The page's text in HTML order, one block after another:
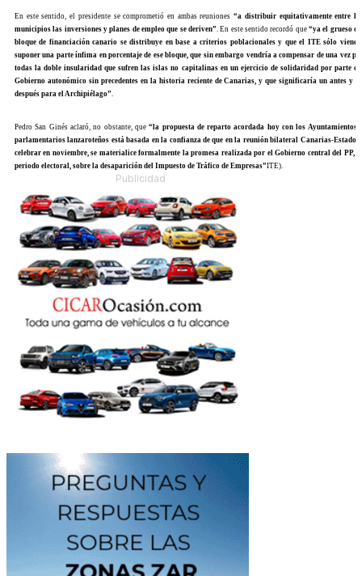
En este sentido, el presidente se comprometió en ambas reuniones“a distribuir equitativamente entre
municipios las inversiones y planes de empleo que se deriven” . En este sentido recordó que “ya el grueso
bloque de financiación canario se distribuye en base a criterios poblacionales y que el ITE sólo viene
suponer una parte ínfima en porcentaje de ese bloque, que sin embargo vendría a compensar de una vez
todas la doble insularidad que sufren las islas no capitalinas en un ejercicio de solidaridad por parte
Gobierno autonómico sin precedentes en la historia reciente de Canarias, y que significaría un antes y
después para el Archipiélago”
Pedro San Ginés aclaró, no obstante, que“la propuesta de reparto acordada hoy con los Ayuntamientos
parlamentarios lanzaroteños está basada en la confianza de que en la reunión bilateral Canarias-Estado,
celebrar en noviembre, se materialice formalmente la promesa realizada por el Gobierno central del PP,
periodo electoral, sobre la desaparición del Impuesto de Tráfico de Empresas”ITE).
Publicidad